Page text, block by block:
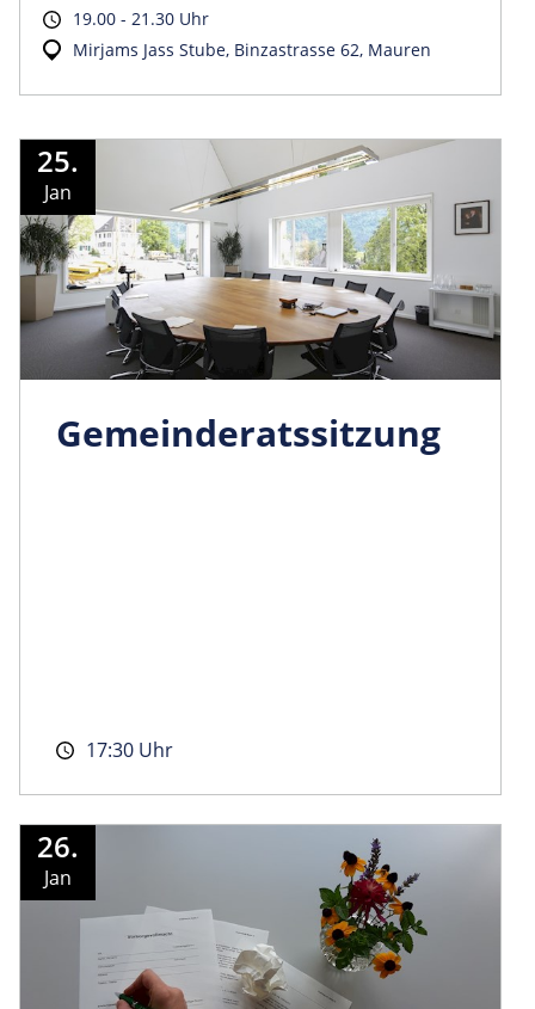
19.00 - 21.30 Uhr
Mirjams Jass Stube, Binzastrasse 62, Mauren
25.
Jan
Gemeinder­atssitzung
17:30 Uhr
26.
Jan